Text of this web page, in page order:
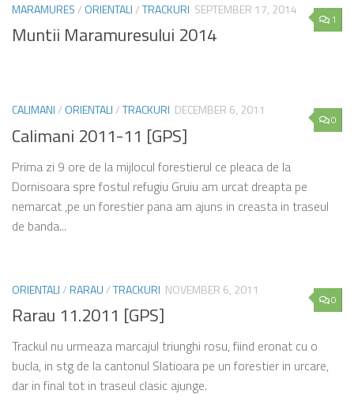
1
MARAMURES/ ORIENTALI/TRACKURI SEPTEMBER 17, 2014
Muntii Maramuresului 2014
0
CALIMANI/ ORIENTALI/TRACKURI DECEMBER 6, 2011
Calimani 2011-11 [GPS]
Prima zi 9 ore de la mijlocul forestierul ce pleaca de la
Dornisoara spre fostul refugiu Gruiu am urcat dreapta pe
nemarcat ,pe un forestier pana am ajuns in creasta in traseul
de banda...
0
ORIENTALI/RARAU/TRACKURI NOVEMBER 6, 2011
Rarau 11.2011 [GPS]
Trackul nu urmeaza marcajul triunghi rosu, fiind eronat cu o
bucla, in stg de la cantonul Slatioara pe un forestier in urcare,
dar in final tot in traseul clasic ajunge.